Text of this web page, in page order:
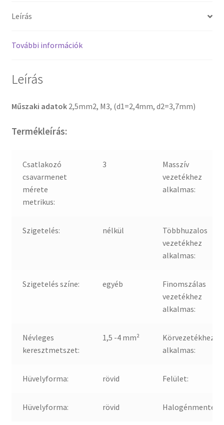
Leírás
További információk
Leírás
Műszaki adatok 2,5mm2, M3, (d1=2,4mm, d2=3,7mm)
Termékleírás:
Csatlakozó
csavarmenet
mérete
metrikus:
3
Masszív
vezetékhez
alkalmas:
Szigetelés: nélkül
Többhuzalos
vezetékhez
alkalmas:
Szigetelés színe: egyéb
Finomszálas
vezetékhez
alkalmas:
Névleges
keresztmetszet:
1,5 -4 mm²
Körvezetékhez
alkalmas:
Hüvelyforma: rövid Felület:
Hüvelyforma: rövid Halogénmentes: